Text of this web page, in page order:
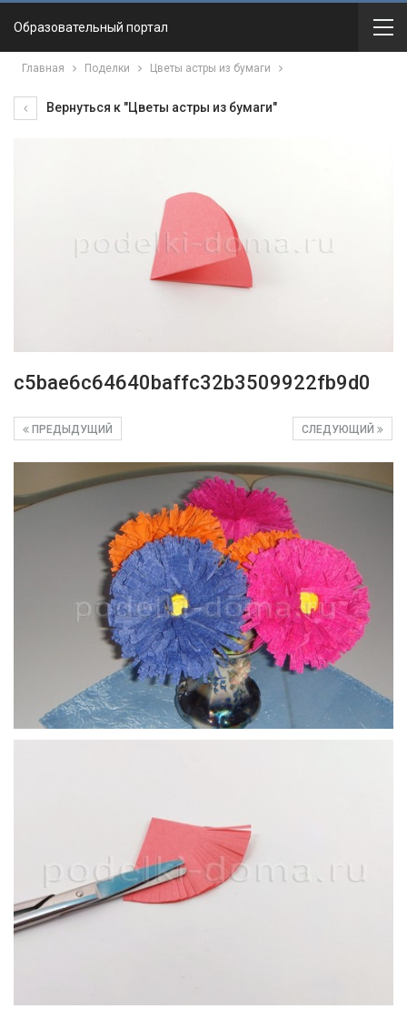
Образовательный портал
Главная Поделки Цветы астры из бумаги
Вернуться к "Цветы астры из бумаги"
c5bae6c64640baffc32b3509922fb9d0
СЛЕДУЮЩИЙ
ПРЕДЫДУЩИЙ